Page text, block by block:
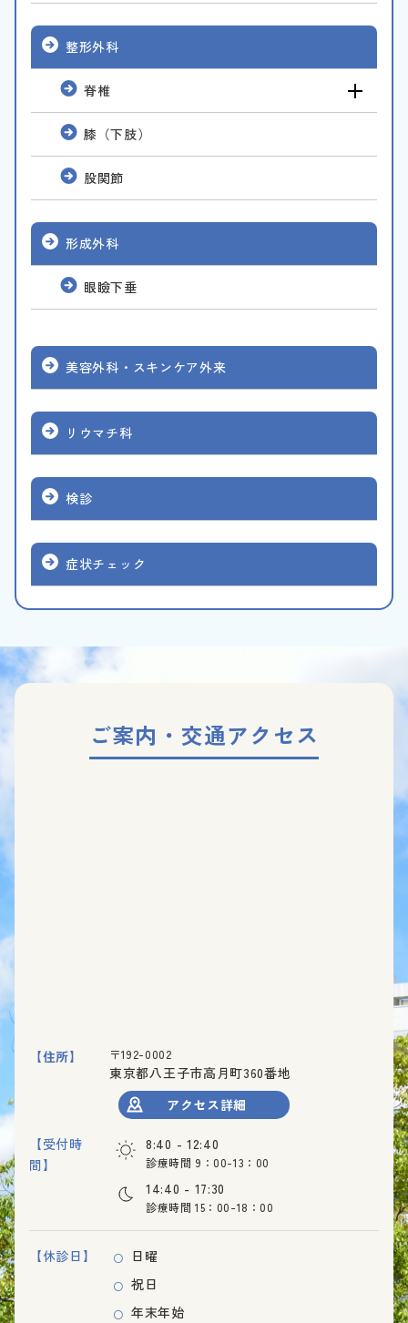
整形外科
脊椎
膝（下肢）
股関節
形成外科
眼瞼下垂
美容外科・スキンケア外来
リウマチ科
検診
症状チェック
ご案内・交通アクセス
【住所】 〒192-0002
東京都八王子市高月町360番地
アクセス詳細
【受付時
間】
8:40 - 12:40
診療時間 9：00-13：00
14:40 - 17:30
診療時間 15：00-18：00
【休診日】
日曜
祝日
年末年始